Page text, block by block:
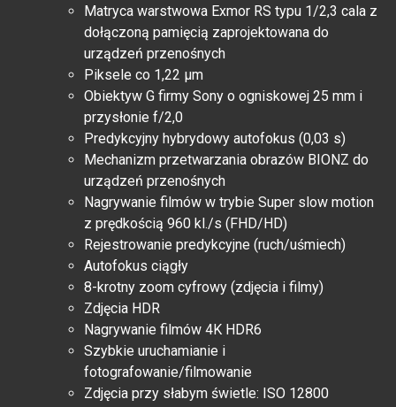
Matryca warstwowa Exmor RS typu 1/2,3 cala z
dołączoną pamięcią zaprojektowana do
urządzeń przenośnych
Piksele co 1,22 μm
Obiektyw G firmy Sony o ogniskowej 25 mm i
przysłonie f/2,0
Predykcyjny hybrydowy autofokus (0,03 s)
Mechanizm przetwarzania obrazów BIONZ do
urządzeń przenośnych
Nagrywanie filmów w trybie Super slow motion
z prędkością 960 kl./s (FHD/HD)
Rejestrowanie predykcyjne (ruch/uśmiech)
Autofokus ciągły
8-krotny zoom cyfrowy (zdjęcia i filmy)
Zdjęcia HDR
Nagrywanie filmów 4K HDR6
Szybkie uruchamianie i
fotografowanie/filmowanie
Zdjęcia przy słabym świetle: ISO 12800